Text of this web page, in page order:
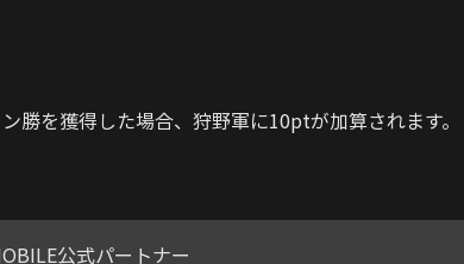
勝を獲得した場合、狩野軍に10ptが加算されます。
公式パートナー